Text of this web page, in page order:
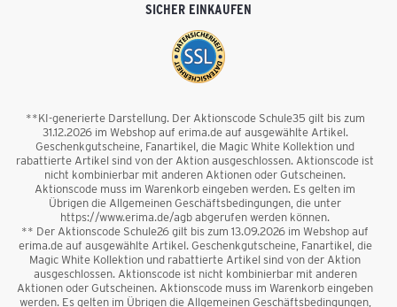
SICHER EINKAUFEN
**KI-generierte Darstellung. Der Aktionscode Schule35 gilt bis zum
31.12.2026 im Webshop auf erima.de auf ausgewählte Artikel.
Geschenkgutscheine, Fanartikel, die Magic White Kollektion und
rabattierte Artikel sind von der Aktion ausgeschlossen. Aktionscode ist
nicht kombinierbar mit anderen Aktionen oder Gutscheinen.
Aktionscode muss im Warenkorb eingeben werden. Es gelten im
Übrigen die Allgemeinen Geschäftsbedingungen, die unter
https://www.erima.de/agb abgerufen werden können.
** Der Aktionscode Schule26 gilt bis zum 13.09.2026 im Webshop auf
erima.de auf ausgewählte Artikel. Geschenkgutscheine, Fanartikel, die
Magic White Kollektion und rabattierte Artikel sind von der Aktion
ausgeschlossen. Aktionscode ist nicht kombinierbar mit anderen
Aktionen oder Gutscheinen. Aktionscode muss im Warenkorb eingeben
werden. Es gelten im Übrigen die Allgemeinen Geschäftsbedingungen,